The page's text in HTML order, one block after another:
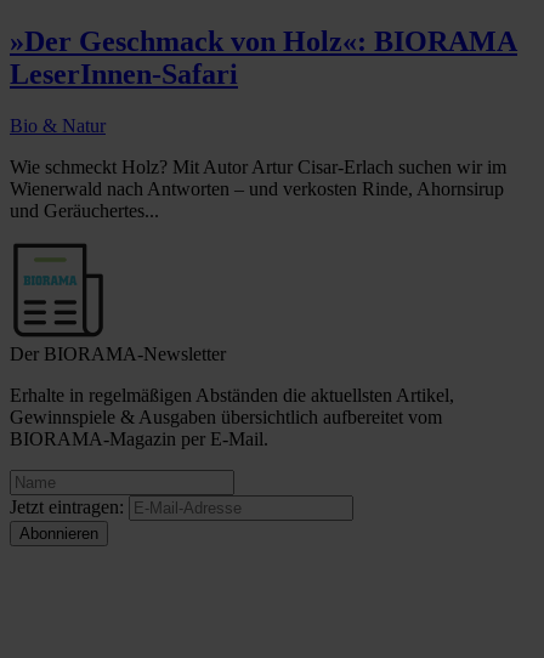
»Der Geschmack von Holz«: BIORAMA
LeserInnen-Safari
Bio & Natur
Wie schmeckt Holz? Mit Autor Artur Cisar-Erlach suchen wir im
Wienerwald nach Antworten – und verkosten Rinde, Ahornsirup
und Geräuchertes...
Der BIORAMA-Newsletter
Erhalte in regelmäßigen Abständen die aktuellsten Artikel,
Gewinnspiele & Ausgaben übersichtlich aufbereitet vom
BIORAMA-Magazin per E-Mail.
Jetzt eintragen: